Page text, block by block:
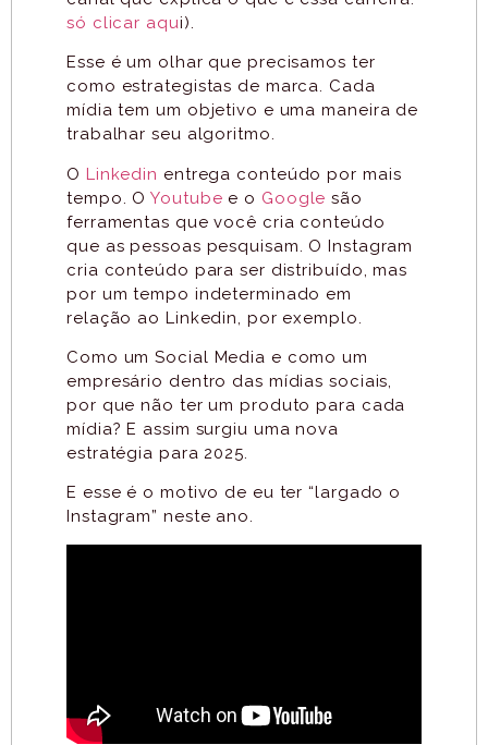
só clicar aqui).
Esse é um olhar que precisamos ter
como estrategistas de marca. Cada
mídia tem um objetivo e uma maneira de
trabalhar seu algoritmo.
O Linkedin entrega conteúdo por mais
tempo. OYoutube e o Google são
ferramentas que você cria conteúdo
que as pessoas pesquisam. O Instagram
cria conteúdo para ser distribuído, mas
por um tempo indeterminado em
relação ao Linkedin, por exemplo.
Como um Social Media e como um
empresário dentro das mídias sociais,
por que não ter um produto para cada
mídia? E assim surgiu uma nova
estratégia para 2025.
E esse é o motivo de eu ter “largado o
Instagram” neste ano.